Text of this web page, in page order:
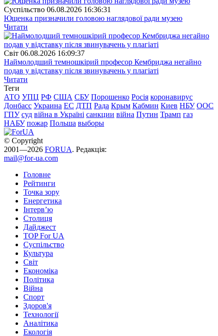
Суспiльство 06.08.2026 16:36:31
Ющенка призначили головою наглядової ради музею
Читати
Свiт 06.08.2026 16:09:37
Наймолодший темношкірий професор Кембриджа негайно
подав у відставку після звинувачень у плагіаті
Читати
Теги
АТО УПЦ РФ США СБУ Порошенко Росія коронавирус
Донбасс Украина ЕС ДТП Рада Крым Кабмин Киев НБУ ООС
ГПУ суд війна в Україні санкции війна Путин Трамп газ
НАБУ пожар Польша выборы
© Copyright
2001—2026 FORUA. Редакція:
mail@for-ua.com
Головне
Рейтинги
Точка зору
Енергетика
Інтерв’ю
Столиця
Дайджест
TOP For UA
Суспiльство
Культура
Світ
Економіка
Політика
Війна
Спорт
Здоров'я
Технології
Аналітика
Екологія